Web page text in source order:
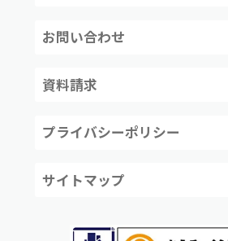
お問い合わせ
資料請求
プライバシーポリシー
サイトマップ